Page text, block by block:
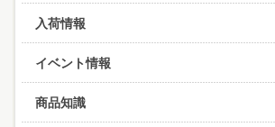
入荷情報
イベント情報
商品知識